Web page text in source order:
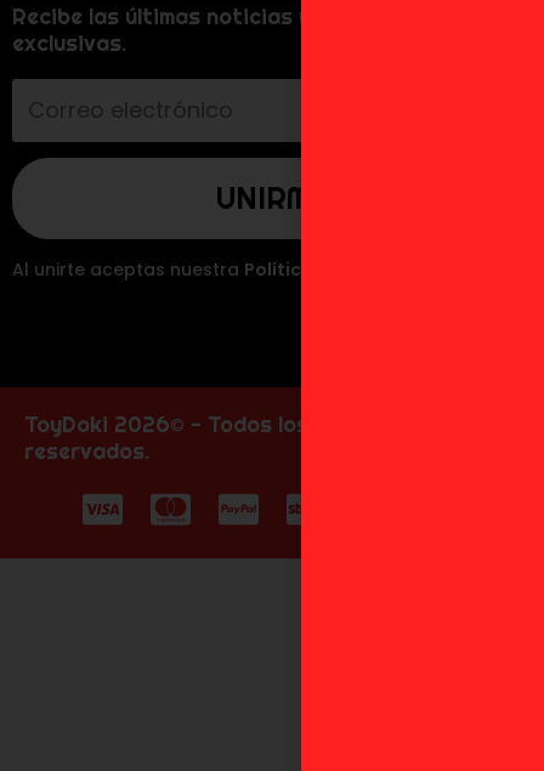
Recibe las últimas noticias y promociones
exclusivas.
Al unirte aceptas nuestra Política de Privacidad
ToyDoki 2026© - Todos los derechos
reservados.